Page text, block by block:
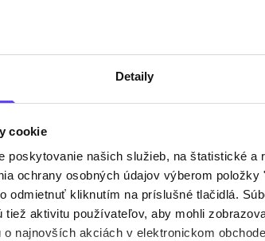
Detaily
cookie
poskytovanie našich služieb, na štatistické a
ochrany osobných údajov výberom
odmietnuť kliknutím na príslušné tlačidlá.
aktivitu používateľov, aby mohli
najnovších akciách v elektronickom